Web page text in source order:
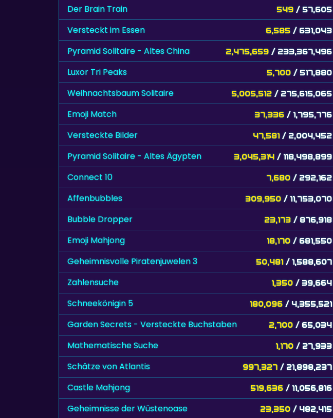
Der Brain Train 549 / 57,605
Versteckt im Essen 6,585 / 631,043
Pyramid Solitaire - Altes China 2,475,659 / 233,367,496
Luxor Tri Peaks 5,700 / 517,880
Weihnachtsbaum Solitaire 5,005,512 / 275,615,065
Emoji Match 37,336 / 1,795,776
Versteckte Bilder 47,581 / 2,004,452
Pyramid Solitaire - Altes Ägypten 3,045,314 / 118,498,899
Connect 10 7,680 / 292,162
Affenbubbles 309,950 / 11,753,070
Bubble Dropper 23,173 / 876,918
Emoji Mahjong 18,170 / 681,550
Geheimnisvolle Piratenjuwelen 3 50,481 / 1,588,607
Zahlensuche 1,350 / 39,664
Schneekönigin 5 180,096 / 4,355,521
Garden Secrets - Versteckte Buchstaben 2,700 / 65,034
Mathematische Suche 1,170 / 27,933
Schätze von Atlantis 997,327 / 21,898,237
Castle Mahjong 519,636 / 11,056,816
Geheimnisse der Wüstenoase 23,350 / 482,415